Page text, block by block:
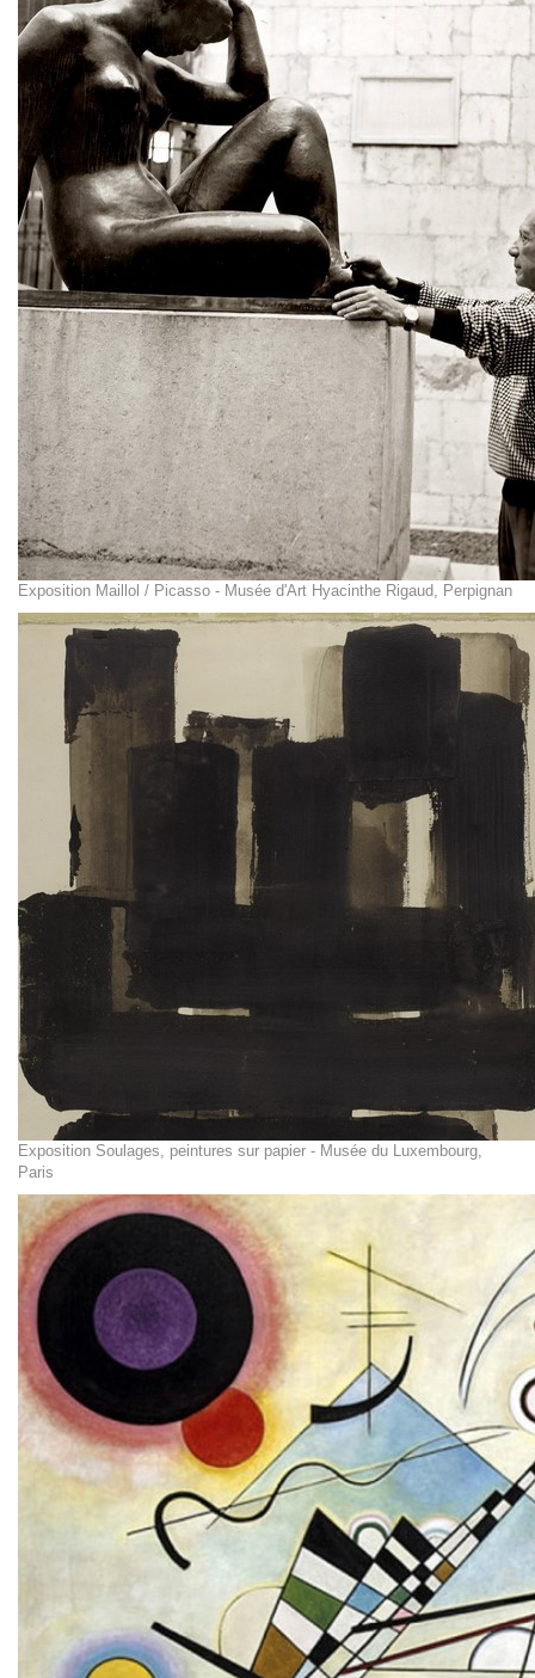
Exposition Maillol / Picasso - Musée d'Art Hyacinthe Rigaud, Perpignan
Exposition Soulages, peintures sur papier - Musée du Luxembourg,
Paris